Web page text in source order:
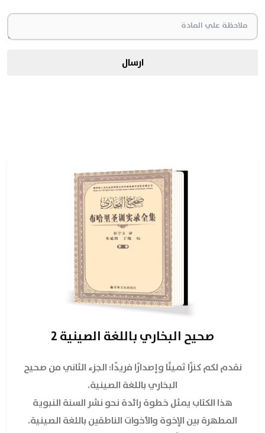
ارسال
صحيح البخاري باللغة الصينية 2
نقدم لكم كنزًا ثمينًا وإصدارًا فريدًا:الجزء الثاني من صحيح
البخاري باللغة الصينية.
هذا الكتاب يمثل خطوة رائدة نحو نشر السنة النبوية
المطهرة بين الإخوة والأخوات الناطقين باللغة الصينية.